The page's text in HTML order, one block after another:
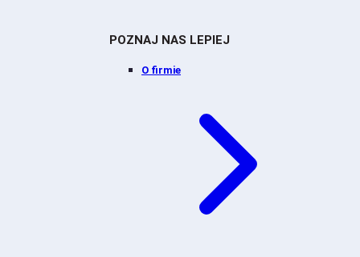
POZNAJ NAS LEPIEJ
O firmie